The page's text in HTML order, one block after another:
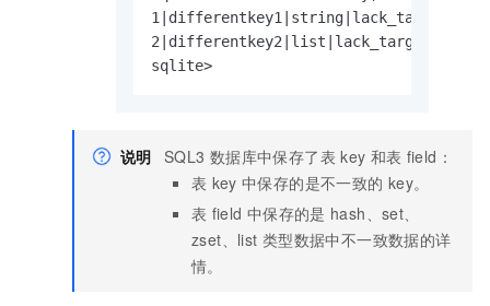
2|differentkey2|list|lack_target|0|4|0
sqlite>
说明 SQL3 数据库中保存了表 key 和表 field：
表 key 中保存的是不一致的 key。
表 field 中保存的是 hash、set、
zset、list 类型数据中不一致数据的详
情。